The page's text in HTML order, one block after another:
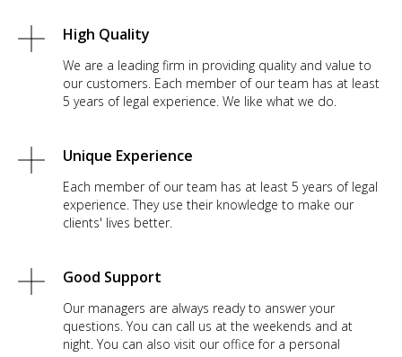
High Quality
We are a leading firm in providing quality and value to
our customers. Each member of our team has at least
5 years of legal experience. We like what we do.
Unique Experience
Each member of our team has at least 5 years of legal
experience. They use their knowledge to make our
clients' lives better.
Good Support
Our managers are always ready to answer your
questions. You can call us at the weekends and at
night. You can also visit our office for a personal